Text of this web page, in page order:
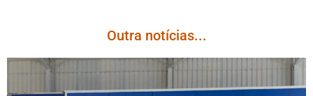
Outra notícias...